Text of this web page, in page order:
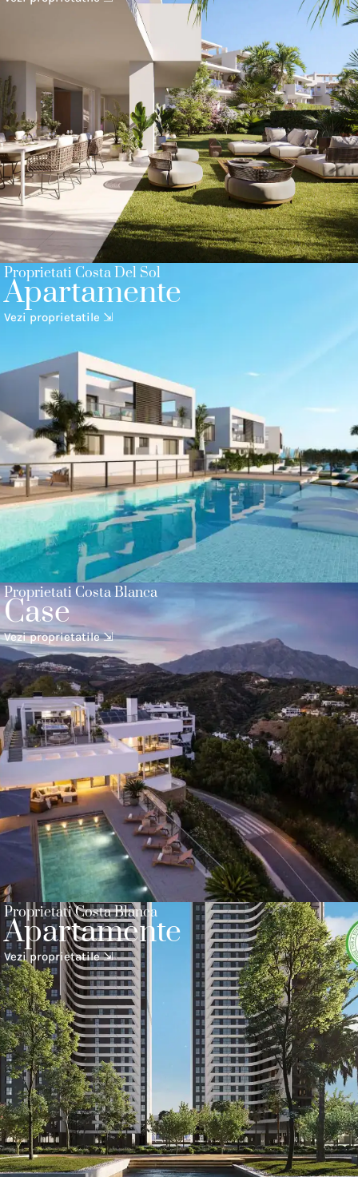
Proprietati Costa Del Sol
Apartamente
Vezi proprietatile ⇲
Proprietati Costa Blanca
Case
Vezi proprietatile ⇲
Proprietati Costa Blanca
Apartamente
Vezi proprietatile ⇲